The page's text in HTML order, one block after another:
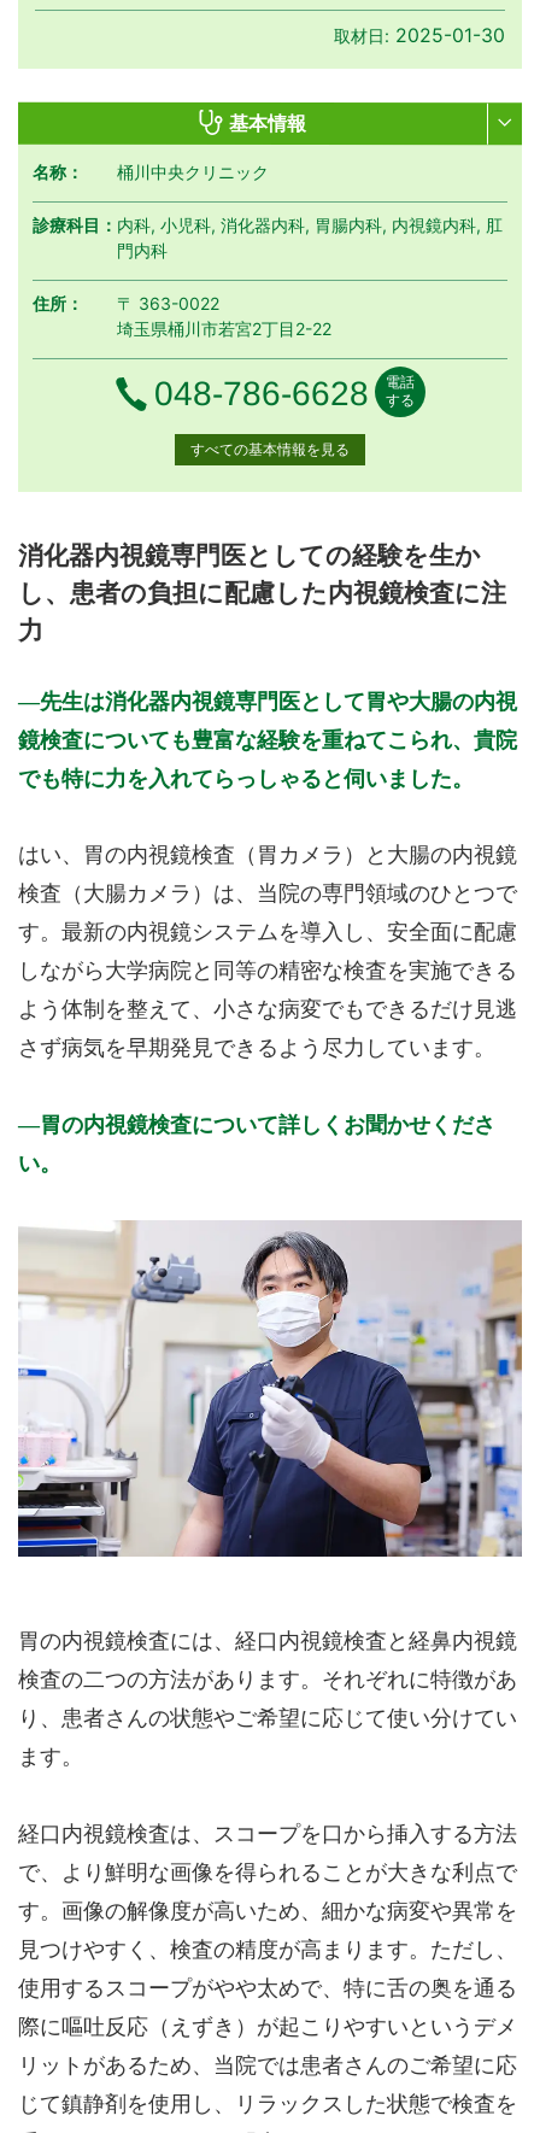
取材日: 2025-01-30
基本情報
名称： 桶川中央クリニック
診療科目： 内科, 小児科, 消化器内科, 胃腸内科, 内視鏡内科, 肛
門内科
住所：
〒 363-0022
埼玉県桶川市若宮2丁目2-22
電話番号
048-786-6628
電話
する
すべての基本情報を見る
9:00～12:30
● ● ● ●
●
15:30～17:00
●
休診日: 木、日、祝
備考: 胃カメラと大腸カメラの予約はHPのネット予約から受け
付けております。
https://www.okegawa-clinic.jp/
機関ホームページ、またはお電話にてご確認ください。
公式HPはこちら
消化器内視鏡専門医としての経験を生か
し、患者の負担に配慮した内視鏡検査に注
力
先生は消化器内視鏡専門医として胃や大腸の内視
鏡検査についても豊富な経験を重ねてこられ、貴院
でも特に力を入れてらっしゃると伺いました。
はい、胃の内視鏡検査（胃カメラ）と大腸の内視鏡
検査（大腸カメラ）は、当院の専門領域のひとつで
す。最新の内視鏡システムを導入し、安全面に配慮
しながら大学病院と同等の精密な検査を実施できる
よう体制を整えて、小さな病変でもできるだけ見逃
さず病気を早期発見できるよう尽力しています。
胃の内視鏡検査について詳しくお聞かせくださ
い。
胃の内視鏡検査には、経口内視鏡検査と経鼻内視鏡
検査の二つの方法があります。それぞれに特徴があ
り、患者さんの状態やご希望に応じて使い分けてい
ます。
経口内視鏡検査は、スコープを口から挿入する方法
で、より鮮明な画像を得られることが大きな利点で
す。画像の解像度が高いため、細かな病変や異常を
見つけやすく、検査の精度が高まります。ただし、
使用するスコープがやや太めで、特に舌の奥を通る
際に嘔吐反応（えずき）が起こりやすいというデメ
リットがあるため、当院では患者さんのご希望に応
じて鎮静剤を使用し、リラックスした状態で検査を